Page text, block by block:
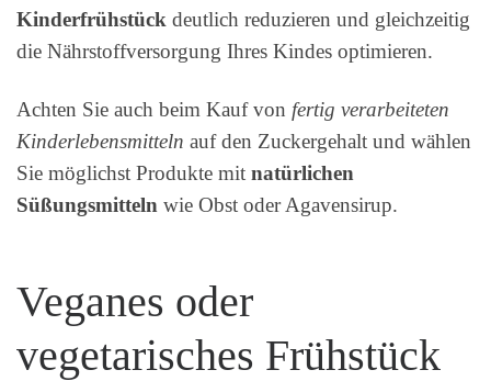
Kinderfrühstück deutlich reduzieren und gleichzeitig
die Nährstoffversorgung Ihres Kindes optimieren.
Achten Sie auch beim Kauf von fertig verarbeiteten
Kinderlebensmitteln auf den Zuckergehalt und wählen
Sie möglichst Produkte mit natürlichen
Süßungsmitteln wie Obst oder Agavensirup.
Veganes oder
vegetarisches Frühstück